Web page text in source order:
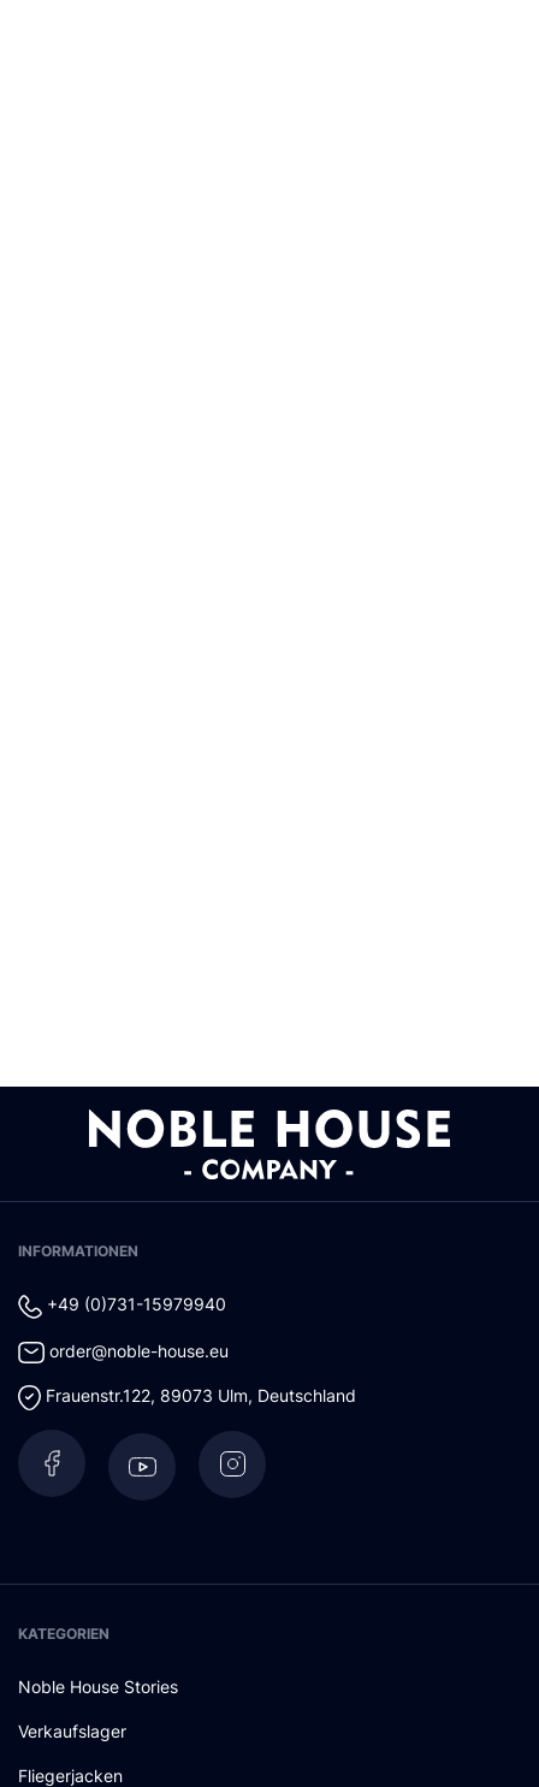
INFORMATIONEN
+49 (0)731-15979940
order@noble-house.eu
Frauenstr.122, 89073 Ulm, Deutschland
KATEGORIEN
Noble House Stories
Verkaufslager
Fliegerjacken